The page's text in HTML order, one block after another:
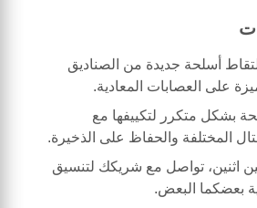
أسلحة جديدة من الصناديق
على العصابات المعادية.
بشكل متكرر لتكييفها مع
المختلفة والحفاظ على الذخيرة.
اثنين، تواصل مع شريكك لتنسيق
بعضكما البعض.